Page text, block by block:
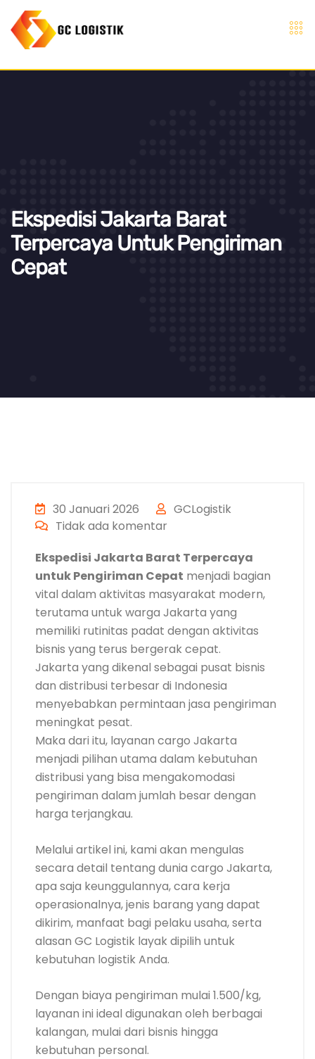
Ekspedisi Jakarta Barat
Terpercaya Untuk Pengiriman
Cepat
30 Januari 2026
GCLogistik
Tidak ada komentar
Ekspedisi Jakarta Barat Terpercaya
untuk Pengiriman Cepat menjadi bagian
vital dalam aktivitas masyarakat modern,
terutama untuk warga Jakarta yang
memiliki rutinitas padat dengan aktivitas
bisnis yang terus bergerak cepat.
Jakarta yang dikenal sebagai pusat bisnis
dan distribusi terbesar di Indonesia
menyebabkan permintaan jasa pengiriman
meningkat pesat.
Maka dari itu, layanan cargo Jakarta
menjadi pilihan utama dalam kebutuhan
distribusi yang bisa mengakomodasi
pengiriman dalam jumlah besar dengan
harga terjangkau.
Melalui artikel ini, kami akan mengulas
secara detail tentang dunia cargo Jakarta,
apa saja keunggulannya, cara kerja
operasionalnya, jenis barang yang dapat
dikirim, manfaat bagi pelaku usaha, serta
alasan GC Logistik layak dipilih untuk
kebutuhan logistik Anda.
Dengan biaya pengiriman mulai 1.500/kg,
layanan ini ideal digunakan oleh berbagai
kalangan, mulai dari bisnis hingga
kebutuhan personal.